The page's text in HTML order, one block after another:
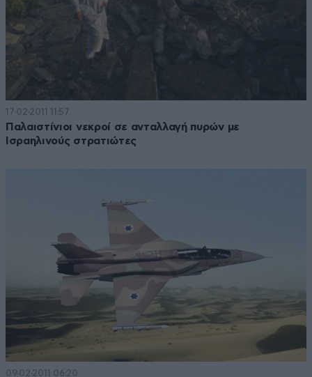
17·02·2011 11:57
Παλαιστίνιοι νεκροί σε ανταλλαγή πυρών με
Ισραηλινούς στρατιώτες
09·02·2011 06:20